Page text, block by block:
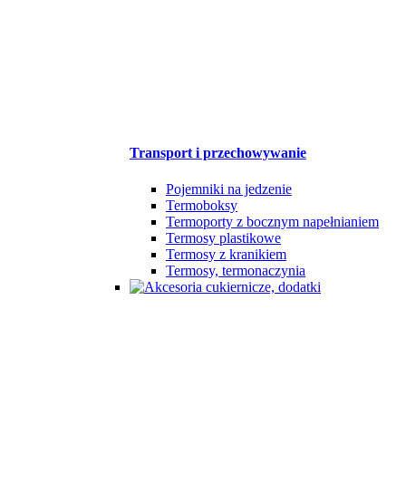
Transport i przechowywanie
Pojemniki na jedzenie
Termoboksy
Termoporty z bocznym napełnianiem
Termosy plastikowe
Termosy z kranikiem
Termosy, termonaczynia